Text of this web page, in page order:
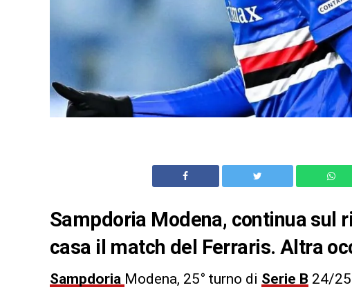
Sampdoria Modena, continua sul
casa il match del Ferraris. Altra
Sampdoria Modena, 25° turno di Serie B 24/